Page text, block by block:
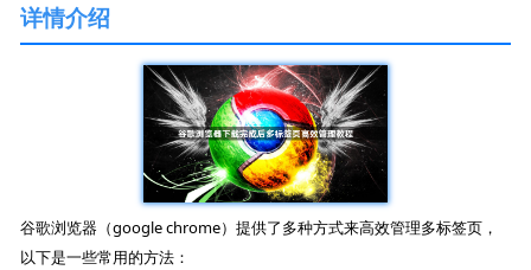
详情介绍
谷歌浏览器（google chrome）提供了多种方式来高效管理多标签页，
以下是一些常用的方法：